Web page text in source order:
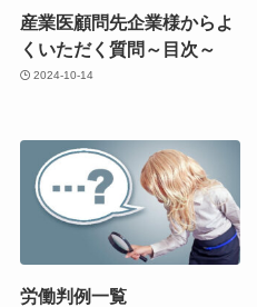
産業医顧問先企業様からよ
くいただく質問～目次～
2024-10-14
労働判例一覧